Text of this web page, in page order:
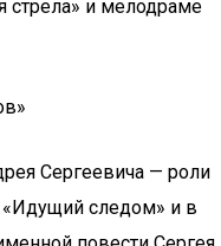
стрела» и мелодраме
Сергеевича — роли
следом» и в